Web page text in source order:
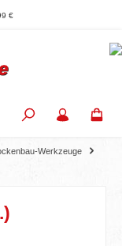
€
Werkzeuge